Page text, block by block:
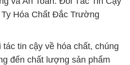
Hóa Chất Đắc Trường
tin cậy về hóa chất, chúng
đến chất lượng sản phẩm